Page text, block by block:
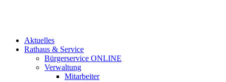
Aktuelles
Rathaus & Service
Bürgerservice ONLINE
Verwaltung
Mitarbeiter